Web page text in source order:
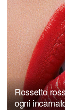
Rossetto
ogni